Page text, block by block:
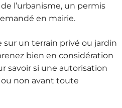
de l’urbanisme, un permis
en mairie.
un terrain privé ou jardin
bien en considération
savoir si une autorisation
non avant toute